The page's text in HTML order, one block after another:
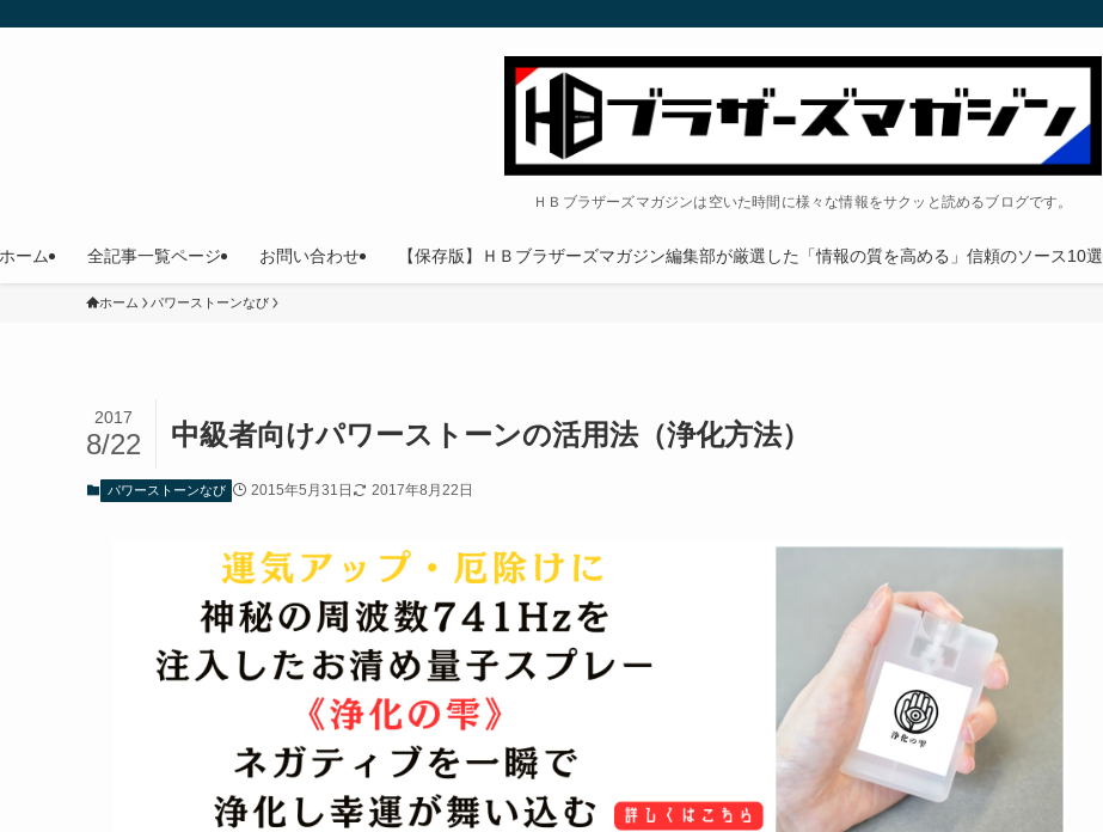
ＨＢブラザーズマガジンは空いた時間に様々な情報をサクッと読めるブログです。
ホーム 全記事一覧ページ お問い合わせ 【保存版】ＨＢブラザーズマガジン編集部が厳選した「情報の質を高める」信頼のソース10選
ホーム パワーストーンなび
中級者向けパワーストーンの活用法（浄化方法）
2017
8/22
パワーストーンなび 2015年5月31日 2017年8月22日